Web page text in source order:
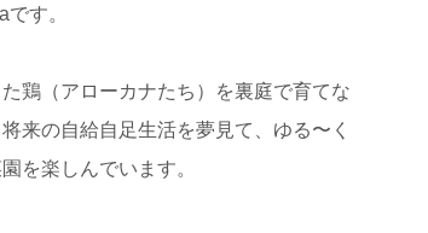
す。
鶏（アローカナたち）を裏庭で育てな
来の自給自足生活を夢見て、ゆる〜く
を楽しんでいます。